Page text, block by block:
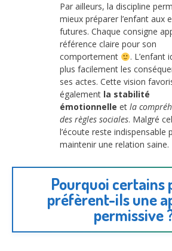
Par ailleurs, la discipline
mieux préparer l’enfant aux
futures. Chaque consigne
référence claire pour son
comportement
. L’enfant
plus facilement les
ses actes. Cette vision
également la stabilité
émotionnelle et la
des règles sociales. Malgré
l’écoute reste indispensable
maintenir une relation saine.
Pourquoi certains
préfèrent-ils une
permissive